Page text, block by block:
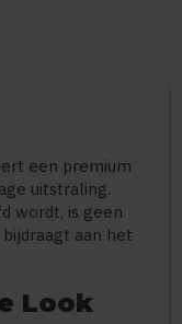
een premium
uitstraling.
wordt, is geen
aan het
Look